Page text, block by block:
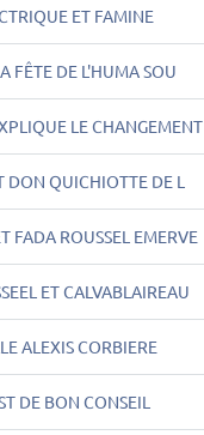
ET FAMINE
FÊTE DE L'HUMA SOU
LE CHANGEMENT
DON QUICHIOTTE DE L
FADA ROUSSEL EMERVE
ET CALVABLAIREAU
ALEXIS CORBIERE
DE BON CONSEIL